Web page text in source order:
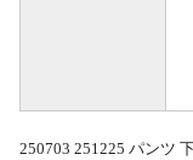
250703 251225 パンツ